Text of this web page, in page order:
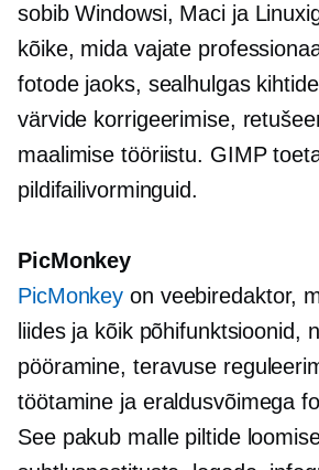
sobib Windowsi, Maci ja
kõike, mida vajate
fotode jaoks, sealhulgas
värvide korrigeerimise,
maalimise tööriistu. GIMP
pildifailivorminguid.
PicMonkey
PicMonkey on veebiredaktor,
liides ja kõik põhifunktsioonid,
pööramine, teravuse
töötamine ja eraldusvõimega
See pakub malle piltide